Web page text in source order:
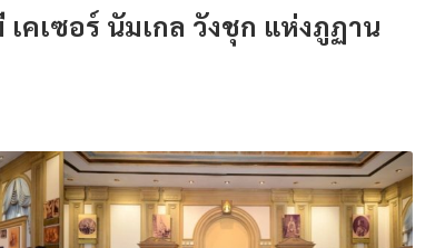
คเซอร์ นัมเกล วังชุก แห่งภูฏาน